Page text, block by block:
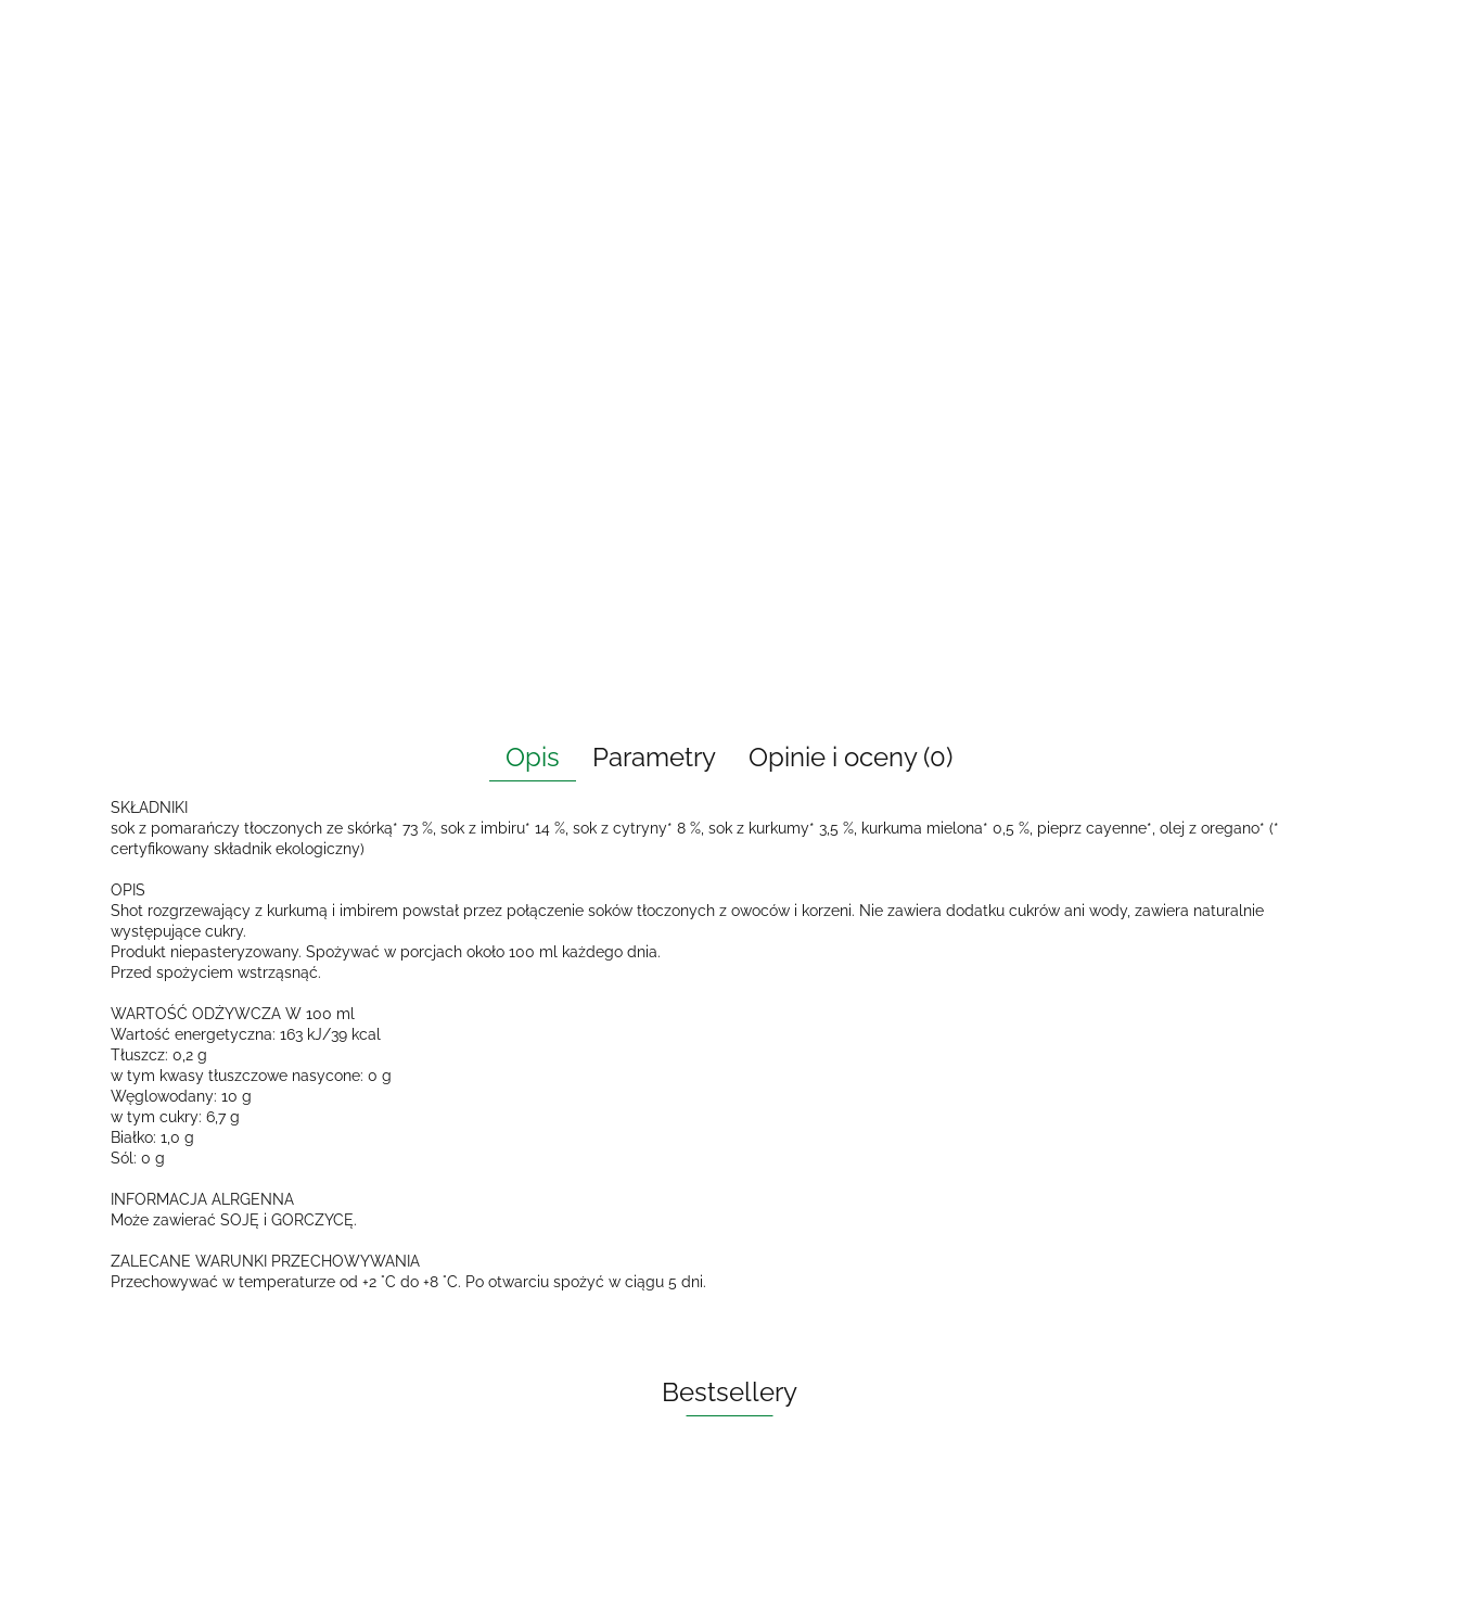
Opis Parametry Opinie i oceny (0)
SKŁADNIKI
sok z pomarańczy tłoczonych ze skórką* 73 %, sok z imbiru* 14 %, sok z cytryny* 8 %, sok z kurkumy* 3,5 %, kurkuma mielona* 0,5 %, pieprz cayenne*, olej z oregano* (*
certyfikowany składnik ekologiczny)
OPIS
Shot rozgrzewający z kurkumą i imbirem powstał przez połączenie soków tłoczonych z owoców i korzeni. Nie zawiera dodatku cukrów ani wody, zawiera naturalnie
występujące cukry.
Produkt niepasteryzowany. Spożywać w porcjach około 100 ml każdego dnia.
Przed spożyciem wstrząsnąć.
WARTOŚĆ ODŻYWCZA W 100 ml
Wartość energetyczna: 163 kJ/39 kcal
Tłuszcz: 0,2 g
w tym kwasy tłuszczowe nasycone: 0 g
Węglowodany: 10 g
w tym cukry: 6,7 g
Białko: 1,0 g
Sól: 0 g
INFORMACJA ALRGENNA
Może zawierać SOJĘ i GORCZYCĘ.
ZALECANE WARUNKI PRZECHOWYWANIA
Przechowywać w temperaturze od +2 °C do +8 °C. Po otwarciu spożyć w ciągu 5 dni.
Bestsellery